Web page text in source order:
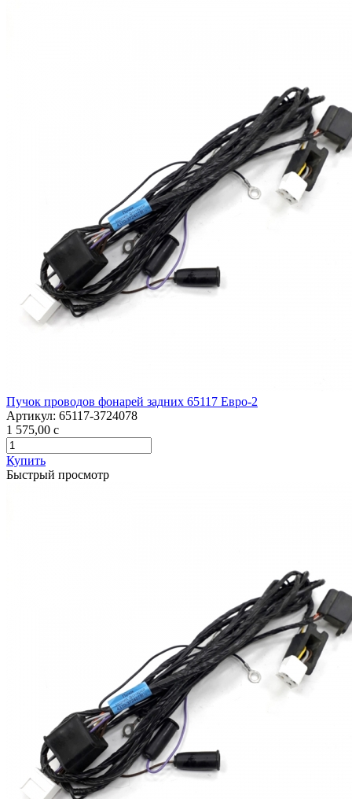
Пучок проводов фонарей задних 65117 Евро-2
Артикул: 65117-3724078
1 575,00 c
Купить
Быстрый просмотр